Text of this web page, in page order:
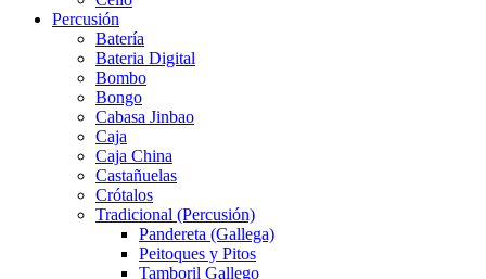
Percusión
Batería
Bateria Digital
Bombo
Bongo
Cabasa Jinbao
Caja
Caja China
Castañuelas
Crótalos
Tradicional (Percusión)
Pandereta (Gallega)
Peitoques y Pitos
Tamboril Gallego